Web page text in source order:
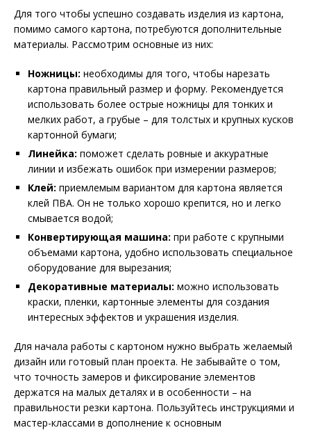
Для того чтобы успешно создавать изделия из картона,
помимо самого картона, потребуются дополнительные
материалы. Рассмотрим основные из них:
Ножницы: необходимы для того, чтобы нарезать
картона правильный размер и форму. Рекомендуется
использовать более острые ножницы для тонких и
мелких работ, а грубые – для толстых и крупных кусков
картонной бумаги;
Линейка: поможет сделать ровные и аккуратные
линии и избежать ошибок при измерении размеров;
Клей: приемлемым вариантом для картона является
клей ПВА. Он не только хорошо крепится, но и легко
смывается водой;
Конвертирующая машина: при работе с крупными
объемами картона, удобно использовать специальное
оборудование для вырезания;
Декоративные материалы: можно использовать
краски, пленки, картонные элементы для создания
интересных эффектов и украшения изделия.
Для начала работы с картоном нужно выбрать желаемый
дизайн или готовый план проекта. Не забывайте о том,
что точность замеров и фиксирование элементов
держатся на малых деталях и в особенности – на
правильности резки картона. Пользуйтесь инструкциями и
мастер-классами в дополнение к основным